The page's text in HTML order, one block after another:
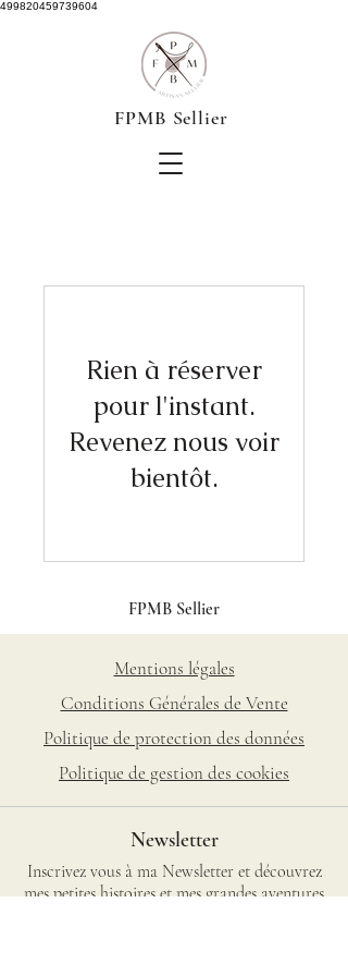
499820459739604
FPMB Sellier
Rien à réserver
pour l'instant.
Revenez nous voir
bientôt.
FPMB Sellier
Mentions légales
Conditions Générales de Vente
Politique de protection des données
Politique de gestion des cookies
Newsletter
Inscrivez vous à ma Newsletter et découvrez
mes petites histoires et mes grandes aventures